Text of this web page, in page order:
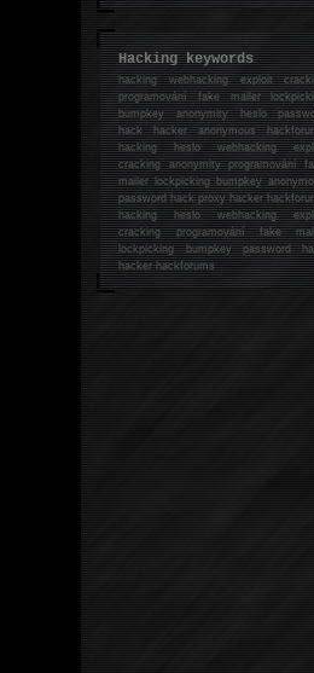
Hacking keywords
hackingwebhacking exploit
programování fake mailer
bumpkey anonymity heslo
hackhacker anonymous
hackingheslo webhacking
cracking anonymity programování
mailer lockpicking bumpkey
password hack proxy hacker
hacking heslo webhacking
cracking programování fake
lockpicking bumpkey password
hackerhackforums